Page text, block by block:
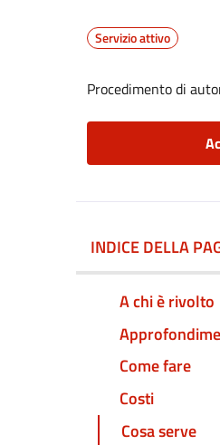
Servizio attivo
Procedimento di
INDICE DELLA
A chi è rivolto
Come fare
Costi
Cosa serve